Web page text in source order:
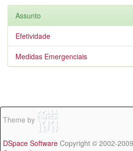
Assunto
Efetividade
Medidas Emergenciais
Theme by
DSpace Software Copyright © 2002-